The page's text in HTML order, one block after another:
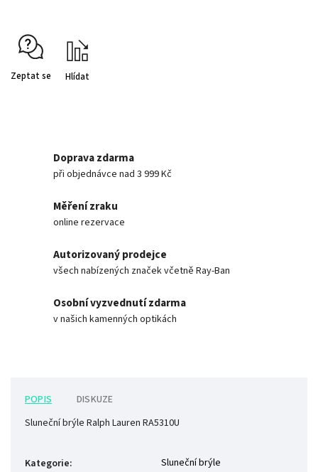
Zeptat se Hlídat
Doprava zdarma
při objednávce nad 3 999 Kč
Měření zraku
online rezervace
Autorizovaný prodejce
všech nabízených značek včetně Ray-Ban
Osobní vyzvednutí zdarma
v našich kamenných optikách
POPIS
DISKUZE
Sluneční brýle Ralph Lauren RA5310U
Kategorie:
Sluneční brýle